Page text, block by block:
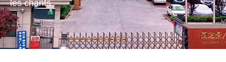
les chants